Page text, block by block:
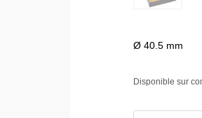
Ø 40.5 mm
Disponible sur